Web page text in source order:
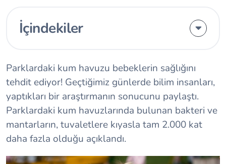
İçindekiler
Parklardaki kum havuzu bebeklerin sağlığını
tehdit ediyor! Geçtiğimiz günlerde bilim insanları,
yaptıkları bir araştırmanın sonucunu paylaştı.
Parklardaki kum havuzlarında bulunan bakteri ve
mantarların, tuvaletlere kıyasla tam 2.000 kat
daha fazla olduğu açıklandı.